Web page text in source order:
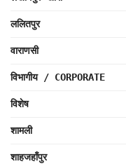
ललितपुर
वाराणसी
विभागीय / CORPORATE
विशेष
शामली
शाहजहाँपुर